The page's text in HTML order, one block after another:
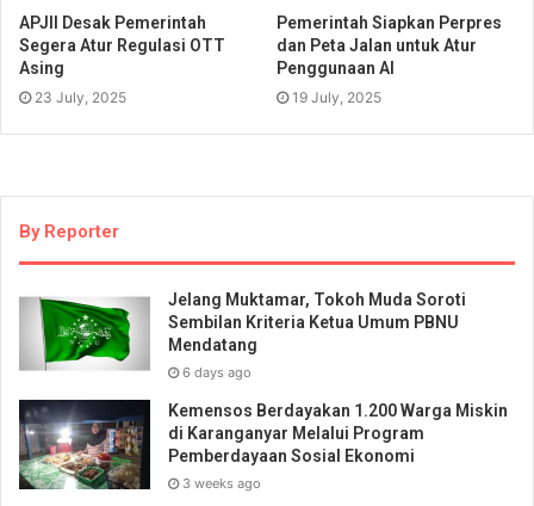
APJII Desak Pemerintah
Segera Atur Regulasi OTT
Asing
23 July, 2025
Pemerintah Siapkan Perpres
dan Peta Jalan untuk Atur
Penggunaan AI
19 July, 2025
By Reporter
Jelang Muktamar, Tokoh Muda Soroti
Sembilan Kriteria Ketua Umum PBNU
Mendatang
6 days ago
Kemensos Berdayakan 1.200 Warga Miskin
di Karanganyar Melalui Program
Pemberdayaan Sosial Ekonomi
3 weeks ago